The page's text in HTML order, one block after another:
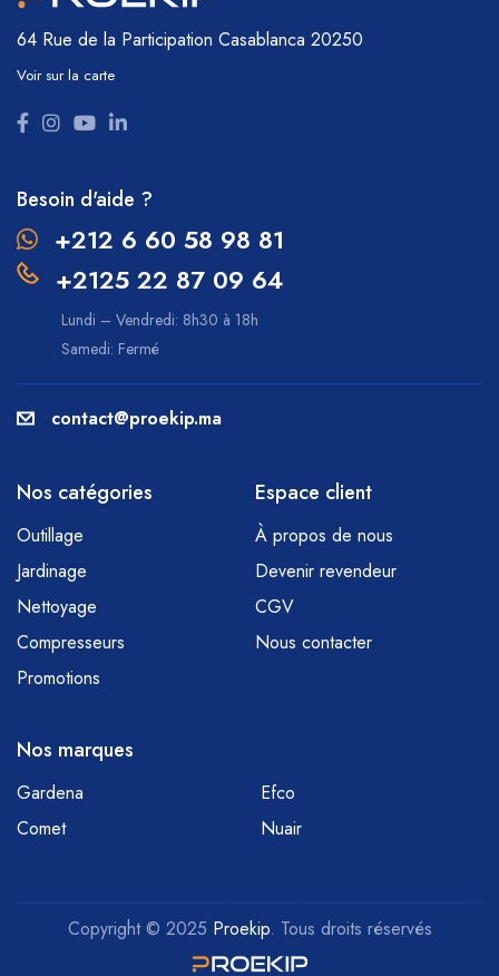
64 Rue de la Participation Casablanca 20250
Voir sur la carte
Besoin d'aide ?
+212 6 60 58 98 81
+2125 22 87 09 64
Lundi – Vendredi: 8h30 à 18h
Samedi: Fermé
contact@proekip.ma
Nos catégories
Outillage
Jardinage
Nettoyage
Compresseurs
Promotions
Espace client
À propos de nous
Devenir revendeur
CGV
Nous contacter
Nos marques
Gardena
Efco
Comet
Nuair
Copyright © 2025 Proekip. Tous droits réservés